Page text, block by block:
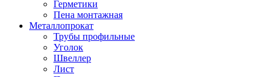
Герметики
Пена монтажная
Металлопрокат
Трубы профильные
Уголок
Швеллер
Лист